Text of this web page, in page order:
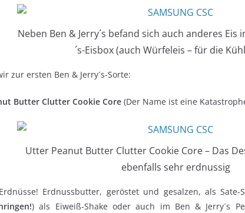
Neben Ben & Jerry´s befand sich auch anderes Eis
´s-Eisbox (auch Würfeleis – für die
zur ersten Ben & Jerry´s-Sorte:
Butter Clutter Cookie Core (Der Name ist eine
Utter Peanut Butter Clutter Cookie Core – Das
ebenfalls sehr erdnussig
Erdnussbutter, geröstet und gesalzen, als Sate-
) als Eiweiß-Shake oder auch im Ben & Jerry´s